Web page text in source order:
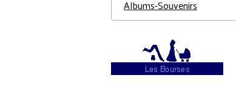
Albums-Souvenirs